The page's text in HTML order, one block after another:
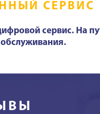
СЕРВИС
сервис. На